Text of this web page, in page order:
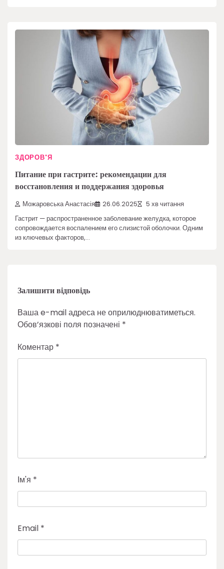
ЗДОРОВ'Я
Питание при гастрите: рекомендации для
восстановления и поддержания здоровья
Можаровська Анастасія 26.06.2025 5 хв читання
Гастрит — распространенное заболевание желудка, которое
сопровождается воспалением его слизистой оболочки. Одним
из ключевых факторов,…
Залишити відповідь
Ваша e-mail адреса не оприлюднюватиметься.
Обов’язкові поля позначені *
Коментар *
Ім'я *
Email *